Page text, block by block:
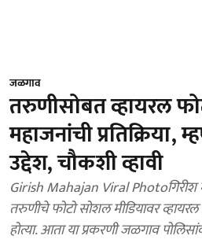
जळगाव
तरुणीसोबत व्हायरल
महाजनांची प्रतिक्रिया,
उद्देश, चौकशी व्हावी
Girish Mahajan Viral Photoगिरीश
तरुणीचे फोटो सोशल मीडियावर व्हायरल
होत्या. आता या प्रकरणी जळगाव